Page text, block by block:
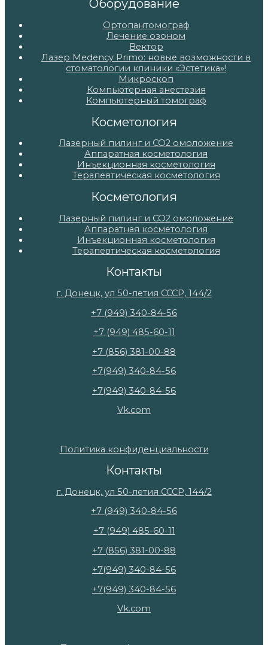
Оборудование
Ортопантомограф
Лечение озоном
Вектор
Лазер Medency Primo: новые возможности в
стоматологии клиники «Эстетика»!
Микроскоп
Компьютерная анестезия
Компьютерный томограф
Косметология
Лазерный пилинг и СО2 омоложение
Аппаратная косметология
Инъекционная косметология
Терапевтическая косметология
Косметология
Лазерный пилинг и СО2 омоложение
Аппаратная косметология
Инъекционная косметология
Терапевтическая косметология
Контакты
г. Донецк, ул 50-летия СССР, 144/2
+7 (949) 340-84-56
+7 (949) 485-60-11
+7 (856) 381-00-88
+7(949) 340-84-56
+7(949) 340-84-56
Vk.com
Политика конфиденциальности
Контакты
г. Донецк, ул 50-летия СССР, 144/2
+7 (949) 340-84-56
+7 (949) 485-60-11
+7 (856) 381-00-88
+7(949) 340-84-56
+7(949) 340-84-56
Vk.com